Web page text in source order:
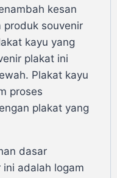
kesan
produk souvenir
kayu yang
plakat ini
Plakat kayu
proses
plakat yang
dasar
adalah logam